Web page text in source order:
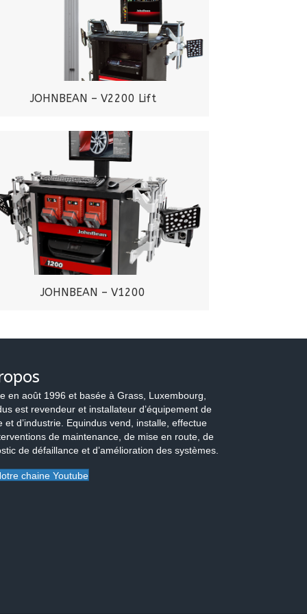
JOHNBEAN – V2200 Lift
JOHNBEAN – V1200
en août 1996 et basée à Grass, Luxembourg,
est revendeur et installateur d’équipement de
et d’industrie. Equindus vend, installe, effectue
de maintenance, de mise en route, de
de défaillance et d’amélioration des systèmes.
chaine Youtube